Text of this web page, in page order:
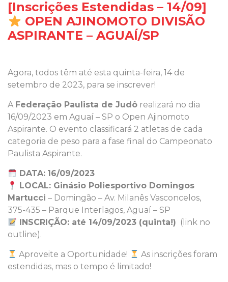
[Inscrições Estendidas – 14/09]
OPEN AJINOMOTO DIVISÃO
ASPIRANTE – AGUAÍ/SP
Agora, todos têm até esta quinta-feira, 14 de
setembro de 2023, para se inscrever!
A Federação Paulista de Judô realizará no dia
16/09/2023 em Aguaí – SP o Open Ajinomoto
Aspirante. O evento classificará 2 atletas de cada
categoria de peso para a fase final do Campeonato
Paulista Aspirante.
DATA: 16/09/2023
LOCAL: Ginásio Poliesportivo Domingos
Martucci – Domingão – Av. Milanês Vasconcelos,
375-435 – Parque Interlagos, Aguaí – SP
INSCRIÇÃO: até 14/09/2023 (quinta!) (link no
outline).
Aproveite a Oportunidade!
As inscrições foram
estendidas, mas o tempo é limitado!